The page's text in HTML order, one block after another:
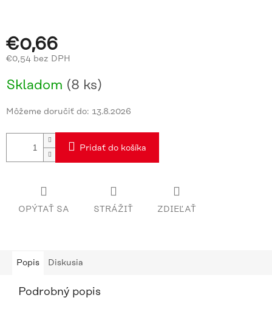
€0,66
€0,54 bez DPH
cena:
Skladom (8 ks)
Môžeme doručiť do: 13.8.2026
Pridať do košíka
OPÝTAŤ SA STRÁŽIŤ ZDIEĽAŤ
Popis Diskusia
Podrobný popis